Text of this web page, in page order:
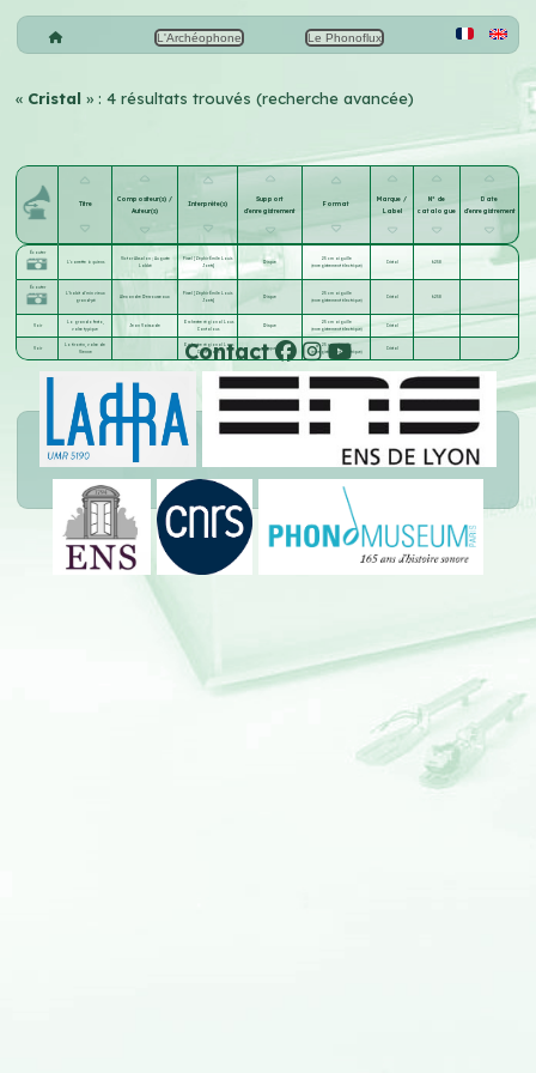
L'Archéophone Le Phonoflux
« Cristal» : 4 résultats trouvés (recherche avancée)
Titre
Compositeur(s) /
Auteur(s)
Interprète(s)
Support
d'enregistrement
Format
Marque /
Label
N° de
catalogue
Date
d'enregistrement
Écouter
L'carrette à quiens
Victor Absalon ;
Auguste
Labbé
Firzel [Zéphir Émile Louis
Joets]
Disque
25 cm aiguille
(enregistrement électrique)
Cristal 6258
Écouter
L'habit d'min vieux
grand-pé
Alexandre Desrousseaux
Firzel [Zéphir Émile Louis
Joets]
Disque
25 cm aiguille
(enregistrement électrique)
Cristal 6258
Voir
Lo grando festo,
valse typique
Jean Vaissade
Orchestre régional Lous
Cantalous
Disque
25 cm aiguille
(enregistrement électrique)
Cristal
Voir
Lo tirorén, valse de
Vienne
Orchestre régional Lous
Cantalous
Disque
25 cm aiguille
(enregistrement électrique)
Cristal
Contact